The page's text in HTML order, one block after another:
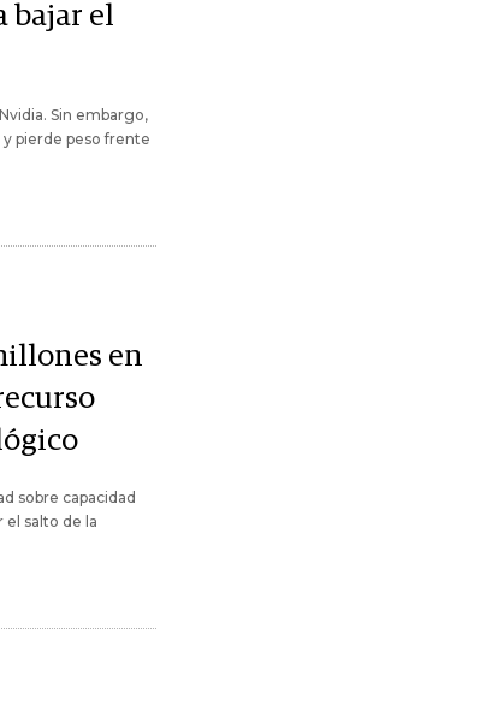
bajar el
Sin embargo,
pierde peso frente
en
sobre capacidad
el salto de la